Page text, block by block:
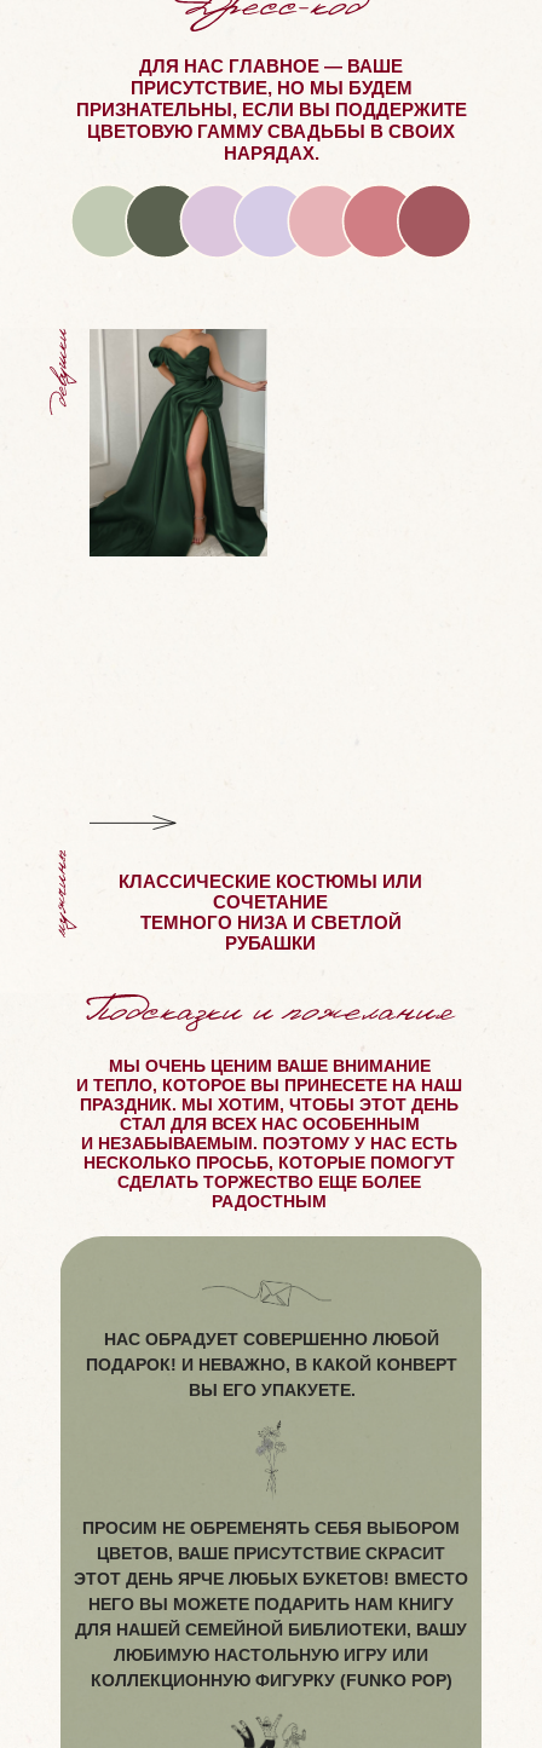
ДЛЯ НАС ГЛАВНОЕ — ВАШЕ
ПРИСУТСТВИЕ, НО МЫ БУДЕМ
ПРИЗНАТЕЛЬНЫ, ЕСЛИ ВЫ ПОДДЕРЖИТЕ
ЦВЕТОВУЮ ГАММУ СВАДЬБЫ В СВОИХ
НАРЯДАХ.
КЛАССИЧЕСКИЕ КОСТЮМЫ ИЛИ
СОЧЕТАНИЕ
ТЕМНОГО НИЗА И СВЕТЛОЙ
РУБАШКИ
МЫ ОЧЕНЬ ЦЕНИМ ВАШЕ ВНИМАНИЕ
И ТЕПЛО, КОТОРОЕ ВЫ ПРИНЕСЕТЕ НА НАШ
ПРАЗДНИК. МЫ ХОТИМ, ЧТОБЫ ЭТОТ ДЕНЬ
СТАЛ ДЛЯ ВСЕХ НАС ОСОБЕННЫМ
И НЕЗАБЫВАЕМЫМ. ПОЭТОМУ У НАС ЕСТЬ
НЕСКОЛЬКО ПРОСЬБ, КОТОРЫЕ ПОМОГУТ
СДЕЛАТЬ ТОРЖЕСТВО ЕЩЕ БОЛЕЕ
РАДОСТНЫМ
ПРОСИМ НЕ ОБРЕМЕНЯТЬ СЕБЯ ВЫБОРОМ
ЦВЕТОВ, ВАШЕ ПРИСУТСТВИЕ СКРАСИТ
ЭТОТ ДЕНЬ ЯРЧЕ ЛЮБЫХ БУКЕТОВ! ВМЕСТО
НЕГО ВЫ МОЖЕТЕ ПОДАРИТЬ НАМ КНИГУ
ДЛЯ НАШЕЙ СЕМЕЙНОЙ БИБЛИОТЕКИ, ВАШУ
ЛЮБИМУЮ НАСТОЛЬНУЮ ИГРУ ИЛИ
КОЛЛЕКЦИОННУЮ ФИГУРКУ (FUNKO POP)
НАС ОБРАДУЕТ СОВЕРШЕННО ЛЮБОЙ
ПОДАРОК! И НЕВАЖНО, В КАКОЙ КОНВЕРТ
ВЫ ЕГО УПАКУЕТЕ.